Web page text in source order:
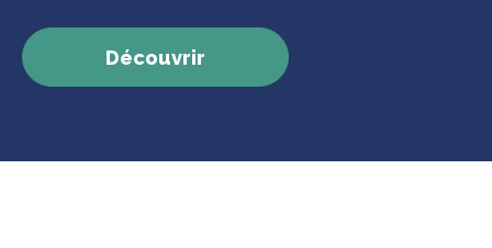
Découvrir